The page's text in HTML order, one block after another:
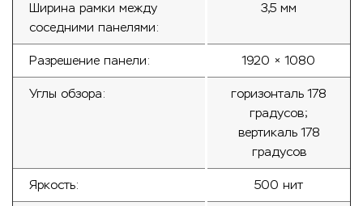
Ширина рамки между
соседними панелями:
3,5 мм
Разрешение панели: 1920 × 1080
Углы обзора:
горизонталь 178
градусов;
вертикаль 178
градусов
Яркость: 500 нит